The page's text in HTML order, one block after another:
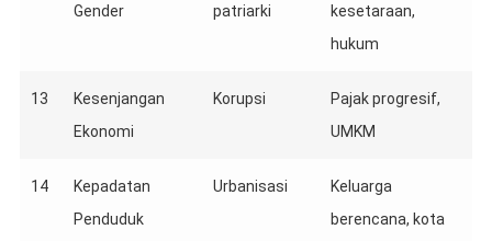
Gender
patriarki
kesetaraan,
hukum
13
Kesenjangan
Ekonomi
Korupsi
Pajak progresif,
UMKM
14
Kepadatan
Penduduk
Urbanisasi
Keluarga
berencana, kota